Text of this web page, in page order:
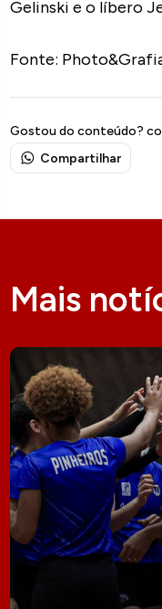
Gelinski e o líbero
Fonte:
Gostou do conteúdo?
Compartilhar
Mais